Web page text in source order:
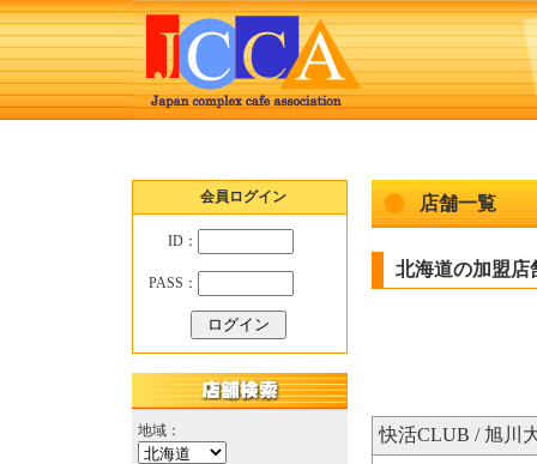
会員ログイン
ID：
PASS：
地域：
店舗一覧
北海道の加盟
快活CLUB / 旭川